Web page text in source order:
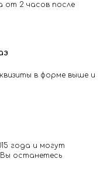
от 2 часов после
в форме выше и
года и могут
останетесь